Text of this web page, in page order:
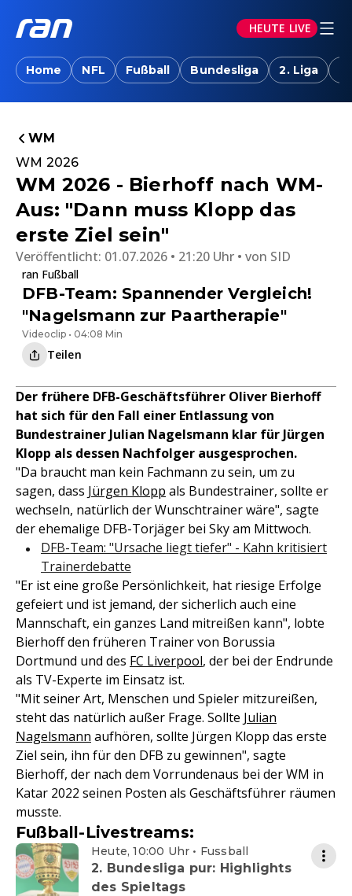
HEUTE LIVE
Home NFL Fußball Bundesliga 2. Liga
WM
WM 2026
WM 2026 - Bierhoff nach WM-
Aus: "Dann muss Klopp das
erste Ziel sein"
Veröffentlicht: 01.07.2026 • 21:20 Uhr von SID
ran Fußball
DFB-Team: Spannender Vergleich!
"Nagelsmann zur Paartherapie"
Videoclip • 04:08 Min
Teilen
Der frühere DFB-Geschäftsführer Oliver Bierhoff
hat sich für den Fall einer Entlassung von
Bundestrainer Julian Nagelsmann klar für Jürgen
Klopp als dessen Nachfolger ausgesprochen.
"Da braucht man kein Fachmann zu sein, um zu
sagen, dass Jürgen Klopp als Bundestrainer, sollte er
wechseln, natürlich der Wunschtrainer wäre", sagte
der ehemalige DFB-Torjäger bei Sky am Mittwoch.
DFB-Team: "Ursache liegt tiefer" - Kahn kritisiert
Trainerdebatte
"Er ist eine große Persönlichkeit, hat riesige Erfolge
gefeiert und ist jemand, der sicherlich auch eine
Mannschaft, ein ganzes Land mitreißen kann", lobte
Bierhoff den früheren Trainer von Borussia
Dortmund und des FC Liverpool, der bei der Endrunde
als TV-Experte im Einsatz ist.
"Mit seiner Art, Menschen und Spieler mitzureißen,
steht das natürlich außer Frage. Sollte Julian
Nagelsmann aufhören, sollte Jürgen Klopp das erste
Ziel sein, ihn für den DFB zu gewinnen", sagte
Bierhoff, der nach dem Vorrundenaus bei der WM in
Katar 2022 seinen Posten als Geschäftsführer räumen
musste.
Fußball-Livestreams:
Heute, 10:00 Uhr • Fussball
2. Bundesliga pur: Highlights
des Spieltags